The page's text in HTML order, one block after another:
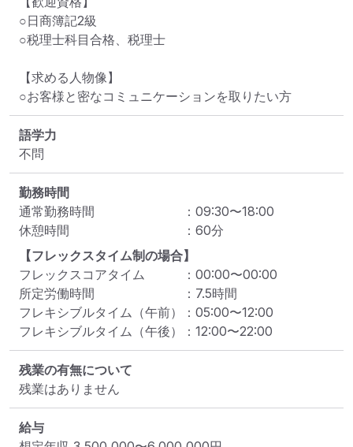
○日商簿記2級
○税理士科目合格、税理士
【求める人物像】
○お客様と密なコミュニケーションを取りたい方
語学力
不問
勤務時間
通常勤務時間
： 09:30〜18:00
休憩時間
： 60分
【フレックスタイム制の場合】
フレックスコアタイム
： 00:00〜00:00
所定労働時間
： 7.5時間
フレキシブルタイム（午前）
： 05:00〜12:00
フレキシブルタイム（午後）
： 12:00〜22:00
残業の有無について
残業はありません
給与